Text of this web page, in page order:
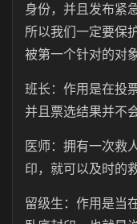
身份，并且发布紧
所以我们一定要保
被第一个针对的对象
班长：作用是在投
并且票选结果并不
医师：拥有一次救
印，就可以及时的救
留级生：作用是当